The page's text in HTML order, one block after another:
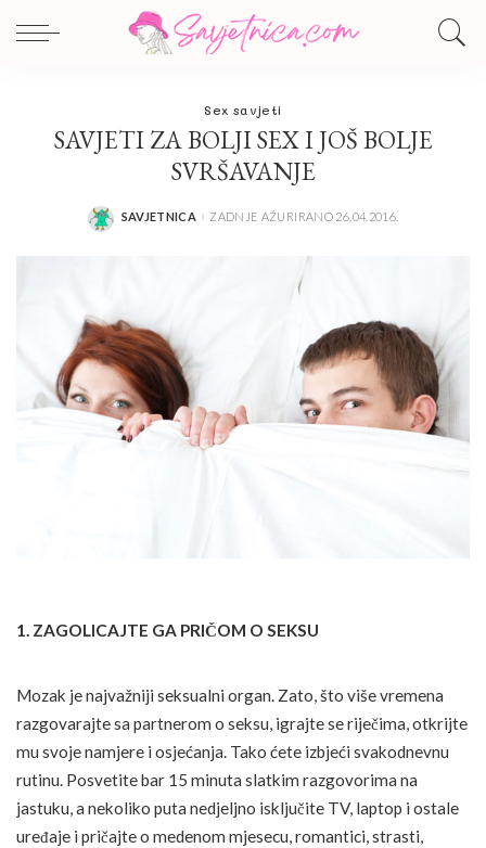
Sex savjeti
SAVJETI ZA BOLJI SEX I JOŠ BOLJE
SVRŠAVANJE
POSTED
SAVJETNICA ZADNJE AŽURIRANO 26.04.2016.
1. ZAGOLICAJTE GA PRIČOM O SEKSU
Mozak je najvažniji seksualni organ. Zato, što više vremena
razgovarajte sa partnerom o seksu, igrajte se riječima, otkrijte
mu svoje namjere i osjećanja. Tako ćete izbjeći svakodnevnu
rutinu. Posvetite bar 15 minuta slatkim razgovorima na
jastuku, a nekoliko puta nedjeljno isključite TV, laptop i ostale
uređaje i pričajte o medenom mjesecu, romantici, strasti,